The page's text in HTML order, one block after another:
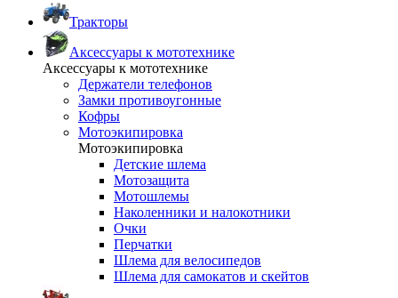
Тракторы
Аксессуары к мототехнике
Аксессуары к мототехнике
Держатели телефонов
Замки противоугонные
Кофры
Мотоэкипировка
Мотоэкипировка
Детские шлема
Мотозащита
Мотошлемы
Наколенники и налокотники
Очки
Перчатки
Шлема для велосипедов
Шлема для самокатов и скейтов